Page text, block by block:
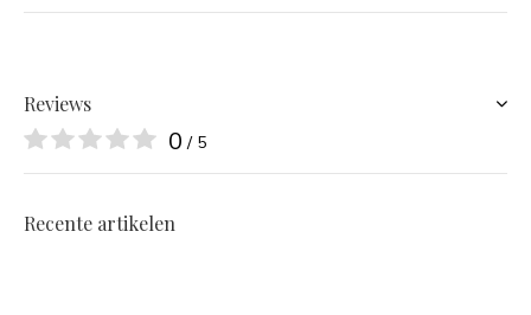
Reviews
0 / 5
Recente artikelen